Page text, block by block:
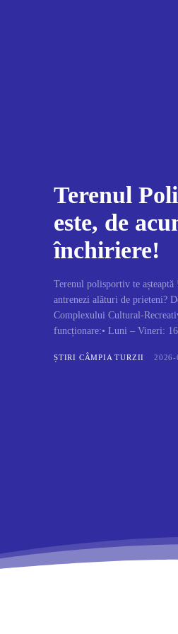
Terenul
este, de
închiriere!
Terenul polisportiv te
antrenezi alături de prieteni?
Complexului Cultural-
funcționare:• Luni – Vineri:
ȘTIRI CÂMPIA TURZII 2026-